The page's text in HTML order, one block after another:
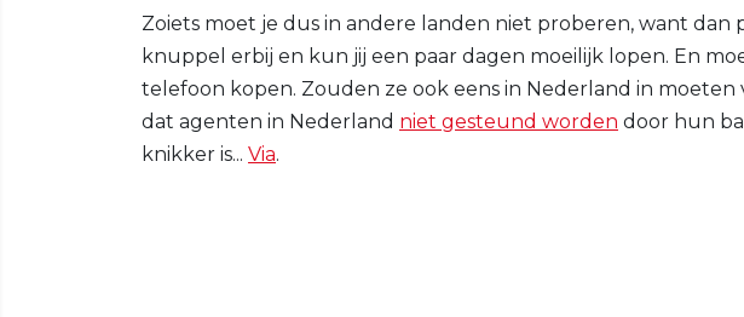
Zoiets moet je dus in andere landen niet proberen, want dan
knuppel erbij en kun jij een paar dagen moeilijk lopen. En
telefoon kopen. Zouden ze ook eens in Nederland in
dat agenten in Nederland niet gesteund worden door hun
knikker is... Via.